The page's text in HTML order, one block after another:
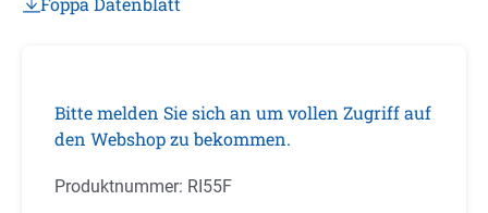
Bitte melden Sie sich an um vollen Zugriff auf
den Webshop zu bekommen.
Produktnummer: RI55F